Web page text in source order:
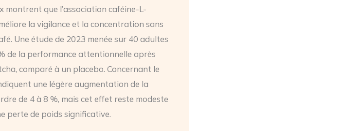
que l’association caféine-L-
la vigilance et la concentration sans
Une étude de 2023 menée sur 40 adultes
de la performance attentionnelle après
comparé à un placebo. Concernant le
une légère augmentation de la
de 4 à 8 %, mais cet effet reste modeste
perte de poids significative.